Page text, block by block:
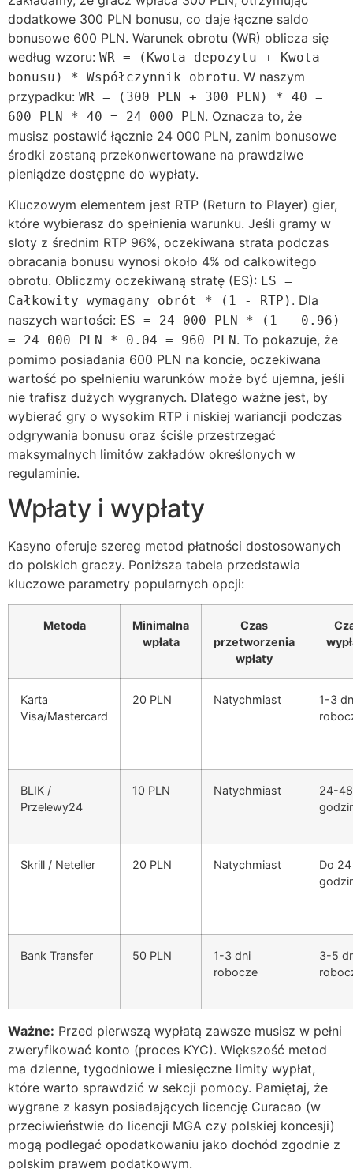
dodatkowe 300 PLN bonusu, co daje łączne saldo
bonusowe 600 PLN. Warunek obrotu (WR) oblicza się
według wzoru: WR = (Kwota depozytu + Kwota
bonusu) * Współczynnik obrotu. W naszym
przypadku: WR = (300 PLN + 300 PLN) * 40 =
600 PLN * 40 = 24 000 PLN . Oznacza to, że
musisz postawić łącznie 24 000 PLN, zanim bonusowe
środki zostaną przekonwertowane na prawdziwe
pieniądze dostępne do wypłaty.
Kluczowym elementem jest RTP (Return to Player) gier,
które wybierasz do spełnienia warunku. Jeśli gramy w
sloty z średnim RTP 96%, oczekiwana strata podczas
obracania bonusu wynosi około 4% od całkowitego
obrotu. Obliczmy oczekiwaną stratę (ES): ES =
Całkowity wymagany obrót * (1 - RTP) . Dla
naszych wartości: ES = 24 000 PLN * (1 - 0.96)
= 24 000 PLN * 0.04 = 960 PLN. To pokazuje, że
pomimo posiadania 600 PLN na koncie, oczekiwana
wartość po spełnieniu warunków może być ujemna, jeśli
nie trafisz dużych wygranych. Dlatego ważne jest, by
wybierać gry o wysokim RTP i niskiej wariancji podczas
odgrywania bonusu oraz ściśle przestrzegać
maksymalnych limitów zakładów określonych w
regulaminie.
Wpłaty i wypłaty
Kasyno oferuje szereg metod płatności dostosowanych
do polskich graczy. Poniższa tabela przedstawia
kluczowe parametry popularnych opcji:
Metoda
Minimalna
wpłata
Czas
przetworzenia
wpłaty
Karta
Visa/Mastercard
20 PLN Natychmiast
1-3
BLIK /
Przelewy24
10 PLN Natychmiast
24-48
Skrill / Neteller 20 PLN Natychmiast
Do 24
Bank Transfer 50 PLN
1-3 dni
robocze
3-5
Ważne: Przed pierwszą wypłatą zawsze musisz w pełni
zweryfikować konto (proces KYC). Większość metod
ma dzienne, tygodniowe i miesięczne limity wypłat,
które warto sprawdzić w sekcji pomocy. Pamiętaj, że
wygrane z kasyn posiadających licencję Curacao (w
przeciwieństwie do licencji MGA czy polskiej koncesji)
mogą podlegać opodatkowaniu jako dochód zgodnie z
polskim prawem podatkowym.